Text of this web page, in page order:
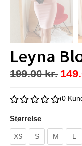
Leyna
199.00kr.
(0
Størrelse
XS S M